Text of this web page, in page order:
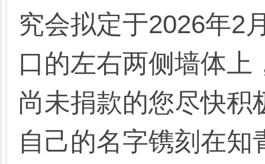
究会拟定于2026年2
口的左右两侧墙体上
尚未捐款的您尽快积
自己的名字镌刻在知